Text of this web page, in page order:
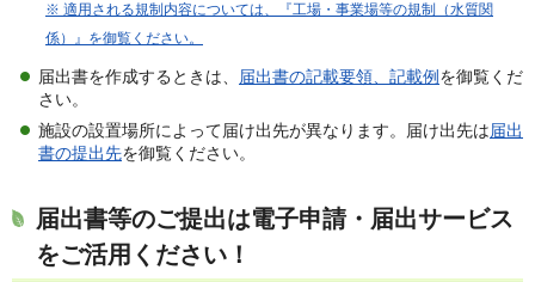
※ 適用される規制内容については、『工場・事業場等の規制（水質関
係）』を御覧ください。
届出書を作成するときは、 届出書の記載要領、記載例を御覧くだ
さい。
施設の設置場所によって届け出先が異なります。届け出先は届出
書の提出先を御覧ください。
届出書等のご提出は電子申請・届出サービス
をご活用ください！